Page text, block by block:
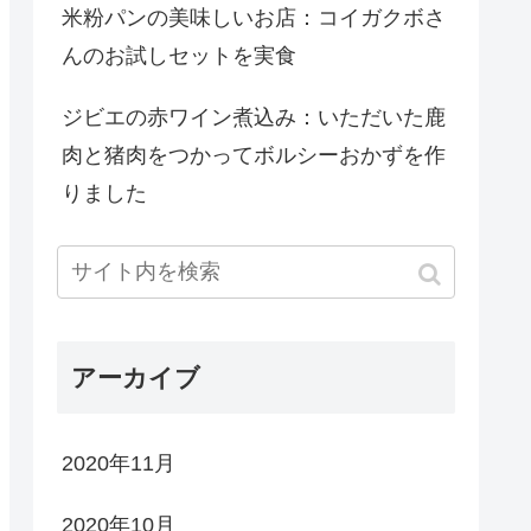
米粉パンの美味しいお店：コイガクボさ
んのお試しセットを実食
ジビエの赤ワイン煮込み：いただいた鹿
肉と猪肉をつかってボルシーおかずを作
りました
アーカイブ
2020年11月
2020年10月